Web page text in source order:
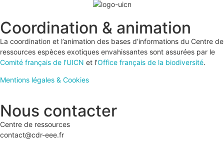
Coordination & animation
La coordination et l’animation des bases d’informations du Centre de
ressources espèces exotiques envahissantes sont assurées par le
Comité français de l’UICN et l’Office français de la biodiversité.
Mentions légales & Cookies
Nous contacter
Centre de ressources
contact@cdr-eee.fr